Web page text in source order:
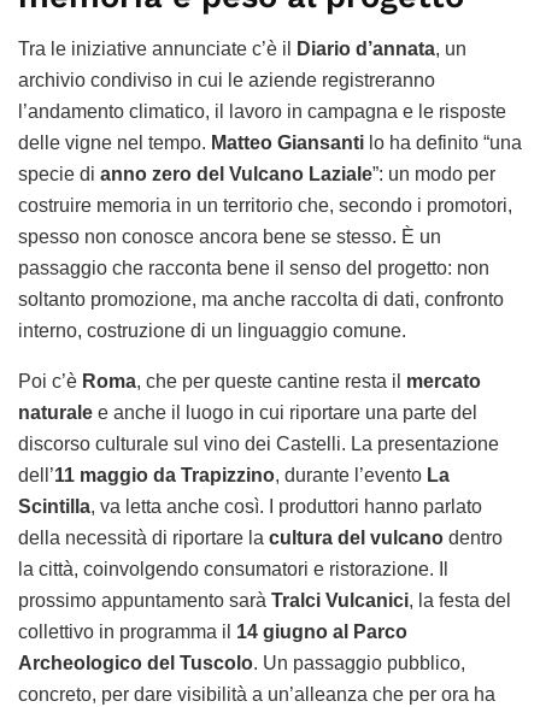
Tra le iniziative annunciate c’è il Diario d’annata, un
archivio condiviso in cui le aziende registreranno
l’andamento climatico, il lavoro in campagna e le risposte
delle vigne nel tempo. Matteo Giansanti lo ha definito “una
specie di anno zero del Vulcano Laziale”: un modo per
costruire memoria in un territorio che, secondo i promotori,
spesso non conosce ancora bene se stesso. È un
passaggio che racconta bene il senso del progetto: non
soltanto promozione, ma anche raccolta di dati, confronto
interno, costruzione di un linguaggio comune.
Poi c’è Roma, che per queste cantine resta il mercato
naturale e anche il luogo in cui riportare una parte del
discorso culturale sul vino dei Castelli. La presentazione
dell’11 maggio da Trapizzino, durante l’evento La
Scintilla, va letta anche così. I produttori hanno parlato
della necessità di riportare la cultura del vulcano dentro
la città, coinvolgendo consumatori e ristorazione. Il
prossimo appuntamento sarà Tralci Vulcanici, la festa del
collettivo in programma il 14 giugno al Parco
Archeologico del Tuscolo. Un passaggio pubblico,
concreto, per dare visibilità a un’alleanza che per ora ha